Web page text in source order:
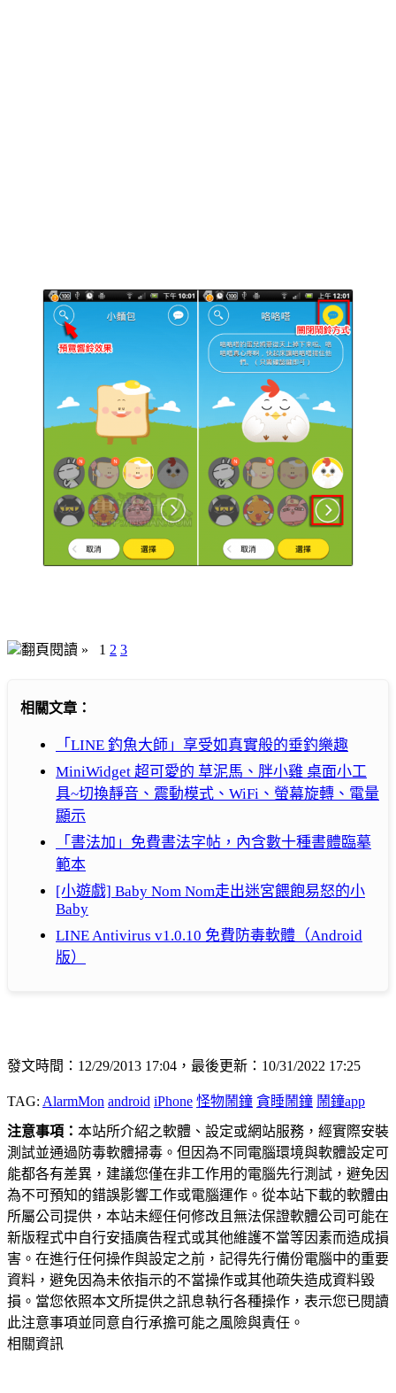
翻頁閱讀 » 1 2 3
相關文章：
「LINE 釣魚大師」享受如真實般的垂釣樂趣
MiniWidget 超可愛的 草泥馬、胖小雞 桌面小工
具~切換靜音、震動模式、WiFi、螢幕旋轉、電量
顯示
「書法加」免費書法字帖，內含數十種書體臨摹
範本
[小遊戲] Baby Nom Nom走出迷宮餵飽易怒的小
Baby
LINE Antivirus v1.0.10 免費防毒軟體（Android
版）
發文時間：12/29/2013 17:04，最後更新：10/31/2022 17:25
TAG: AlarmMon android iPhone 怪物鬧鐘 貪睡鬧鐘 鬧鐘app
注意事項： 本站所介紹之軟體、設定或網站服務，經實際安裝
測試並通過防毒軟體掃毒。但因為不同電腦環境與軟體設定可
能都各有差異，建議您僅在非工作用的電腦先行測試，避免因
為不可預知的錯誤影響工作或電腦運作。從本站下載的軟體由
所屬公司提供，本站未經任何修改且無法保證軟體公司可能在
新版程式中自行安插廣告程式或其他維護不當等因素而造成損
害。在進行任何操作與設定之前，記得先行備份電腦中的重要
資料，避免因為未依指示的不當操作或其他疏失造成資料毀
損。當您依照本文所提供之訊息執行各種操作，表示您已閱讀
此注意事項並同意自行承擔可能之風險與責任。
相關資訊